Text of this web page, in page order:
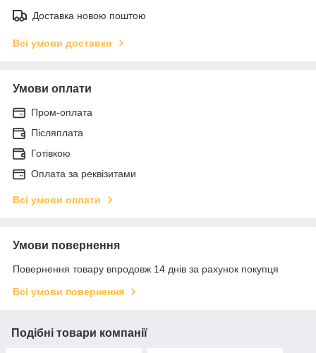
Доставка новою поштою
Всі умови доставки
Умови оплати
Пром-оплата
Післяплата
Готівкою
Оплата за реквізитами
Всі умови оплати
Умови повернення
Повернення товару впродовж 14 днів за рахунок покупця
Всі умови повернення
Подібні товари компанії